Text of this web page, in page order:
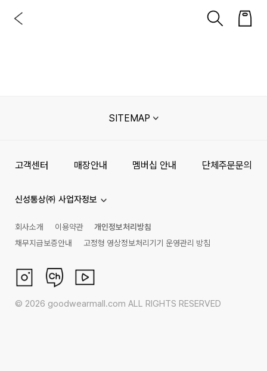
SITEMAP
고객센터 매장안내 멤버십 안내 단체주문문의
신성통상㈜ 사업자정보
회사소개 이용약관
개인정보처리방침
채무지급보증안내
고정형 영상정보처리기기 운영관리 방침
© 2026 goodwearmall.com ALL RIGHTS RESERVED